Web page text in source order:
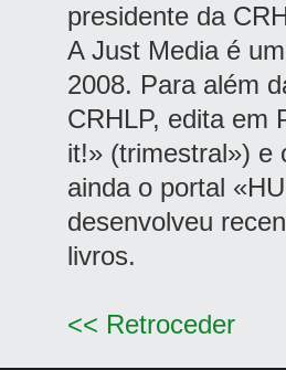
presidente da
A Just Media é
2008. Para além
CRHLP, edita em
it!» (trimestral») e
ainda o portal
desenvolveu
livros.
<< Retroceder